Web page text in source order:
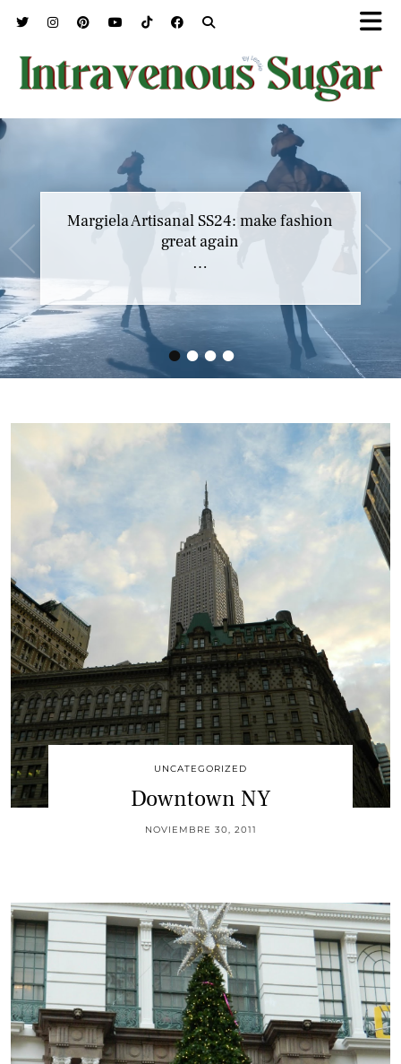
••••
Margiela Artisanal SS24: make fashion
great again
…
UNCATEGORIZED
Downtown NY
NOVIEMBRE 30, 2011